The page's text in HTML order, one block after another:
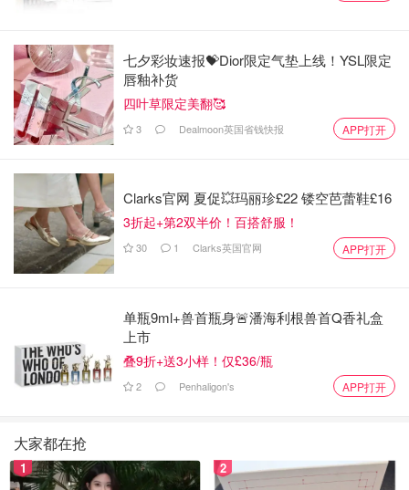
🌼SuperTone Toner爽肤水，是我喜欢的黄色瓶身，很有夏天
的感觉，味道有点像橘子🍊皮的味道，味道很清新，质地轻
柔，清爽不油腻，可调理肌肤平衡和2次清洁肌肤，还能去除
死皮角质。...
七夕彩妆速报💝Dior限定气垫上线！YSL限定
唇釉补货
四叶草限定美翻🥰
3 Dealmoon英国省钱快报 APP打开
Clarks官网 夏促💥玛丽珍£22 镂空芭蕾鞋£16
3折起+第2双半价！百搭舒服！
30 1 Clarks英国官网 APP打开
单瓶9ml+兽首瓶身🚨潘海利根兽首Q香礼盒
上市
叠9折+送3小样！仅£36/瓶
2 Penhaligon's APP打开
大家都在抢
1 2